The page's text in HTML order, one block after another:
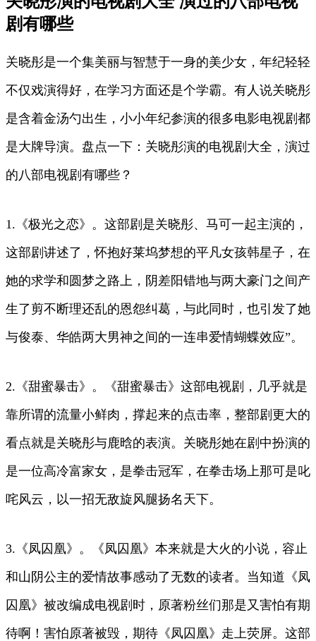
剧有哪些
关晓彤是一个集美丽与智慧于一身的美少女，年纪轻轻
不仅戏演得好，在学习方面还是个学霸。有人说关晓彤
是含着金汤勺出生，小小年纪参演的很多电影电视剧都
是大牌导演。盘点一下：关晓彤演的电视剧大全，演过
的八部电视剧有哪些？
1.《极光之恋》。这部剧是关晓彤、马可一起主演的，
这部剧讲述了，怀抱好莱坞梦想的平凡女孩韩星子，在
她的求学和圆梦之路上，阴差阳错地与两大豪门之间产
生了剪不断理还乱的恩怨纠葛，与此同时，也引发了她
与俊泰、华皓两大男神之间的一连串爱情蝴蝶效应”。
2.《甜蜜暴击》。《甜蜜暴击》这部电视剧，几乎就是
靠所谓的流量小鲜肉，撑起来的点击率，整部剧更大的
看点就是关晓彤与鹿晗的表演。关晓彤她在剧中扮演的
是一位高冷富家女，是拳击冠军，在拳击场上那可是叱
咤风云，以一招无敌旋风腿扬名天下。
3.《凤囚凰》。《凤囚凰》本来就是大火的小说，容止
和山阴公主的爱情故事感动了无数的读者。当知道《凤
囚凰》被改编成电视剧时，原著粉丝们那是又害怕有期
待啊！害怕原著被毁，期待《凤囚凰》走上荧屏。这部